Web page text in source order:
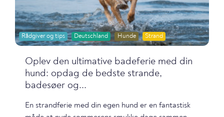
Rådgiver og tips Deutschland Hunde Strand
Oplev den ultimative badeferie med din
hund: opdag de bedste strande,
badesøer og...
En strandferie med din egen hund er en fantastisk